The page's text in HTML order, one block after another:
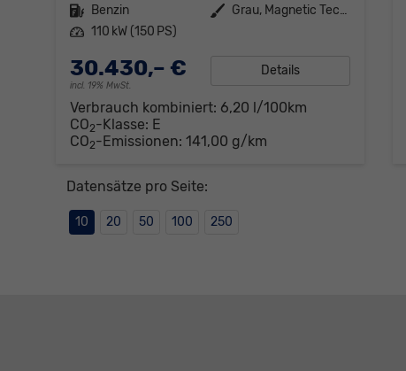
Kraftstoff Benzin Außenfarbe
Grau, Magnetic Tech" (S7)"
Leistung 110 kW (150 PS)
30.430,– €
incl. 19% MwSt.
Details
Verbrauch kombiniert: 6,20 l/100km
CO2-Klasse: E
CO2-Emissionen: 141,00 g/km
Datensätze pro Seite:
10 20 50 100 250